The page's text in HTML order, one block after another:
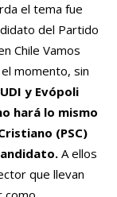
el tema fue
del Partido
Chile Vamos
momento, sin
y Evópoli
hará lo mismo
(PSC)
A ellos
que llevan